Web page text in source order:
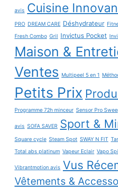
avis Cuisine
PRO DREAM CARE Déshydrateur
Fresh Combo Gril Invictus Pocket
Maison &
Ventes Multipeel 5 en 1
Petits Prix
Programme 72h minceur Sensor Pro
avis SOFA SAVER Sport &
Square cycle Steam Spot SWAY N FIT
Total abs platinum Vapeur Eclair Vapo
Vibrantmotion avis Vus
Vêtements &